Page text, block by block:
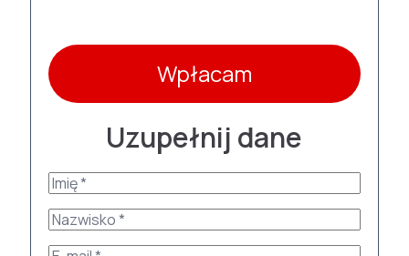
Wpłacam
Uzupełnij dane